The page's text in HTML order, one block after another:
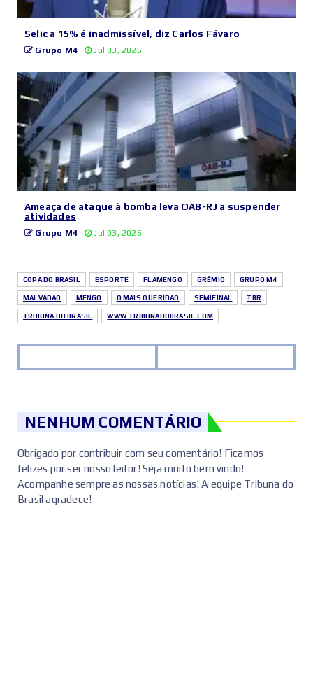
Selic a 15% é inadmissível, diz Carlos Fávaro
Grupo M4 Jul 03, 2025
Ameaça de ataque à bomba leva OAB-RJ a suspender
atividades
Grupo M4 Jul 03, 2025
COPA DO BRASIL ESPORTE FLAMENGO GRÊMIO GRUPO M4
MALVADÃO MENGO O MAIS QUERIDÃO SEMIFINAL TBR
TRIBUNA DO BRASIL WWW.TRIBUNADOBRASIL.COM
NENHUM COMENTÁRIO
Obrigado por contribuir com seu comentário! Ficamos
felizes por ser nosso leitor! Seja muito bem vindo!
Acompanhe sempre as nossas notícias! A equipe Tribuna do
Brasil agradece!